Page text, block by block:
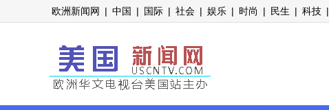
欧洲新闻网 | 中国 | 国际 | 社会 | 娱乐 | 时尚 | 民生 | 科技 |